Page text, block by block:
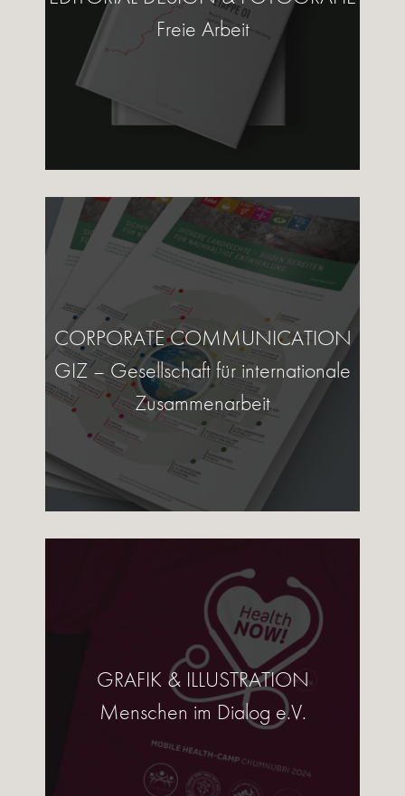
Freie Arbeit
CORPORATE COMMUNICATION
GIZ – Gesellschaft für internationale
Zusammenarbeit
GRAFIK & ILLUSTRATION
Menschen im Dialog e.V.